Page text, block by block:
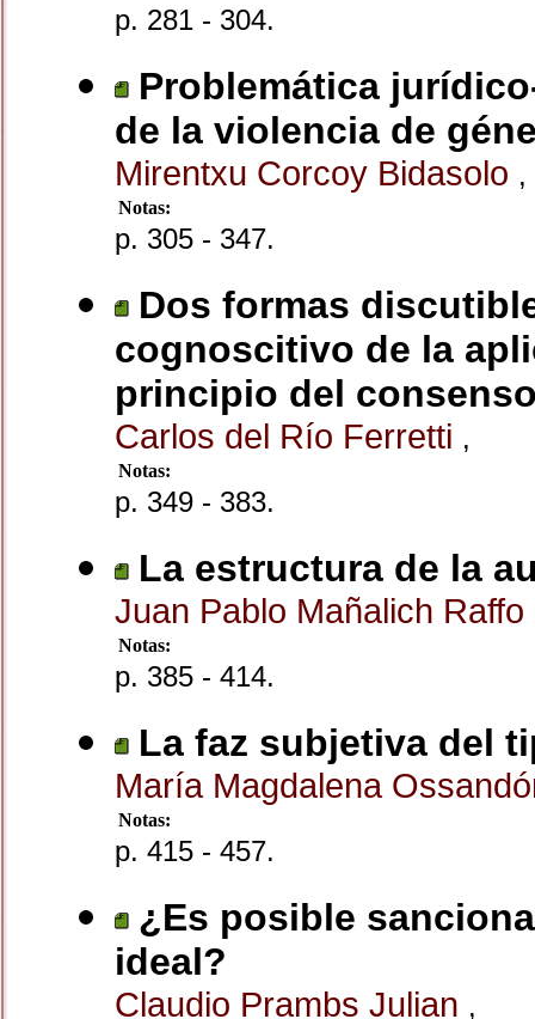
p. 281 - 304.
Problemática
de la violencia de
Mirentxu Corcoy Bidasolo ,
Notas:
p. 305 - 347.
Dos formas
cognoscitivo de la
principio del
Carlos del Río Ferretti ,
Notas:
p. 349 - 383.
La estructura de la
Juan Pablo Mañalich Raffo
Notas:
p. 385 - 414.
La faz subjetiva del
María Magdalena
Notas:
p. 415 - 457.
¿Es posible
ideal?
Claudio Prambs Julian ,